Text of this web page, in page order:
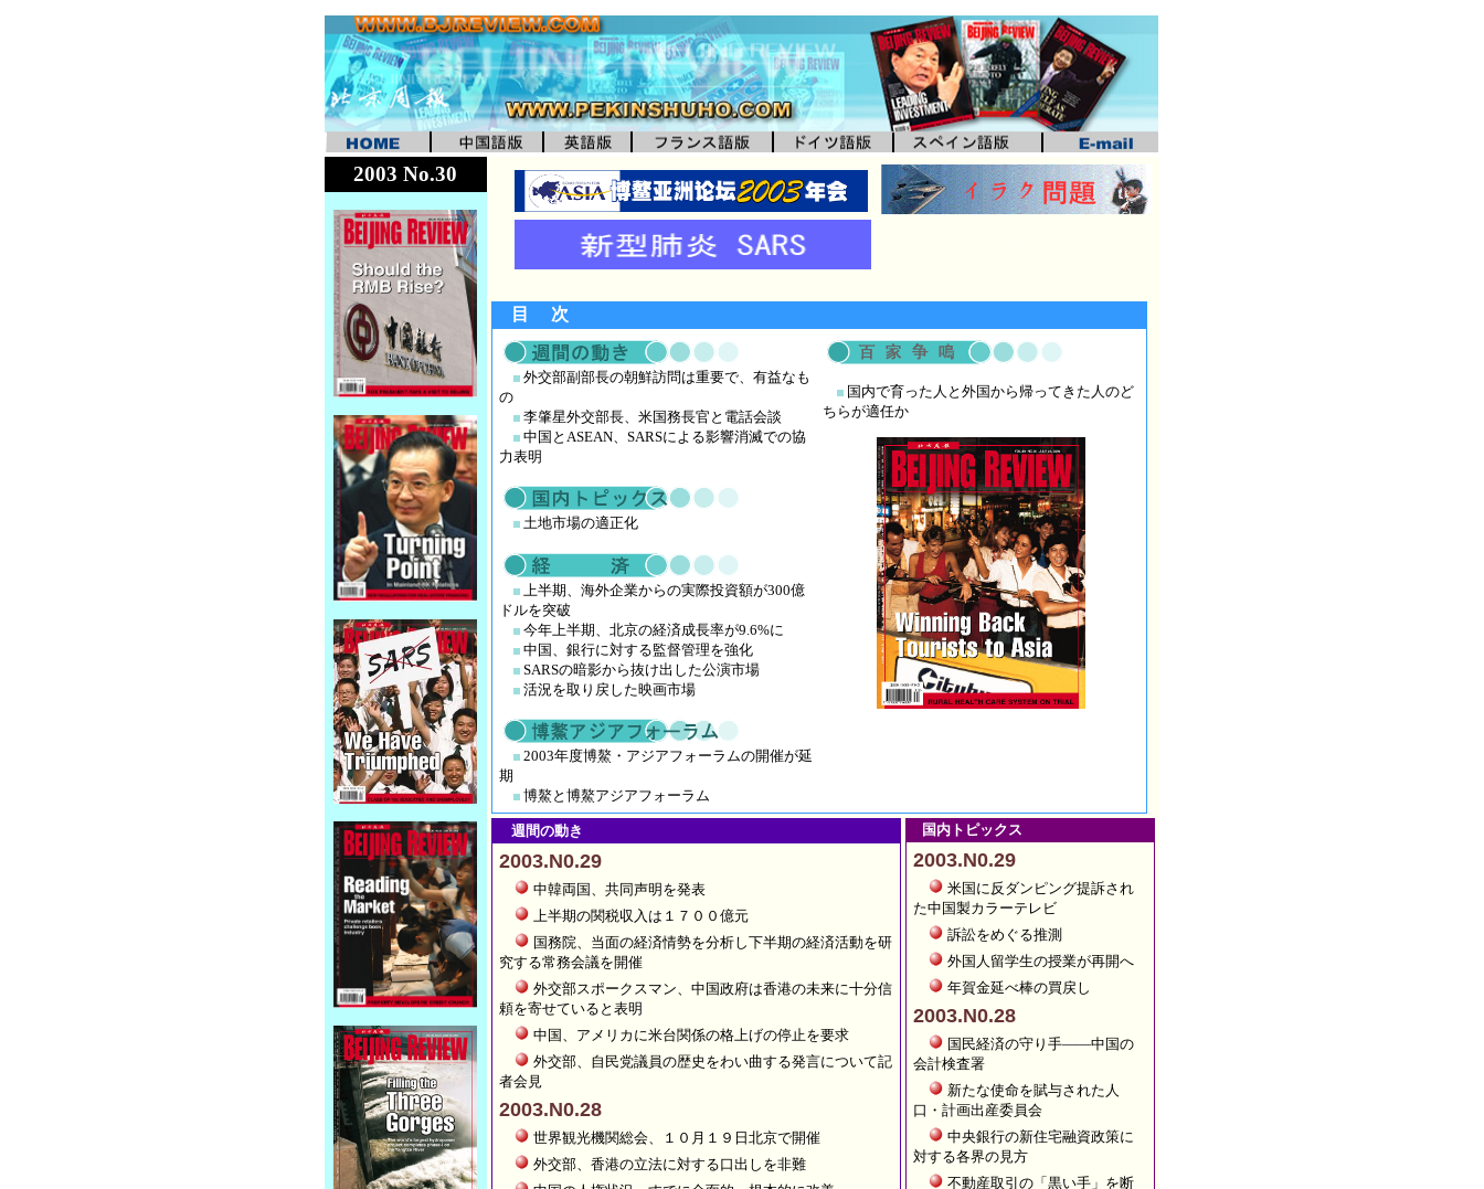
2003 No.30
目 次
外交部副部長の朝鮮訪問は重要で、有益なも
の
李肇星外交部長、米国務長官と電話会談
中国とASEAN、SARSによる影響消滅での協
力表明
土地市場の適正化
上半期、海外企業からの実際投資額が300億
ドルを突破
今年上半期、北京の経済成長率が9.6%に
中国、銀行に対する監督管理を強化
SARSの暗影から抜け出した公演市場
活況を取り戻した映画市場
2003年度博鰲・アジアフォーラムの開催が延
期
博鰲と博鰲アジアフォーラム
国内で育った人と外国から帰ってきた人のど
ちらが適任か
週間の動き
2003.N0.29
中韓両国、共同声明を発表
上半期の関税収入は１７００億元
国務院、当面の経済情勢を分析し下半期の経済活動を研
究する常務会議を開催
外交部スポークスマン、中国政府は香港の未来に十分信
頼を寄せていると表明
中国、アメリカに米台関係の格上げの停止を要求
外交部、自民党議員の歴史をわい曲する発言について記
者会見
2003.N0.28
世界観光機関総会、１０月１９日北京で開催
外交部、香港の立法に対する口出しを非難
国内トピックス
2003.N0.29
米国に反ダンピング提訴され
た中国製カラーテレビ
訴訟をめぐる推測
外国人留学生の授業が再開へ
年賀金延べ棒の買戻し
2003.N0.28
国民経済の守り手――中国の
会計検査署
新たな使命を賦与された人
口・計画出産委員会
中央銀行の新住宅融資政策に
対する各界の見方
不動産取引の「黒い手」を断